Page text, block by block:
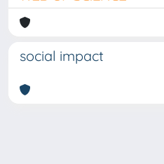
social impact